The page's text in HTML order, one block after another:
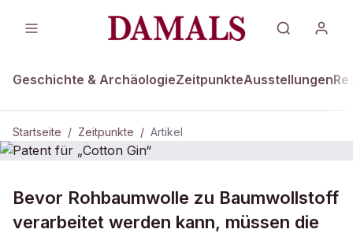
Geschichte & ArchäologieZeitpunkteAusstellungen
Startseite / Zeitpunkte / Artikel
Patent für „Cotton Gin“
Bevor Rohbaumwolle zu Baumwollstoff
verarbeitet werden kann, müssen die